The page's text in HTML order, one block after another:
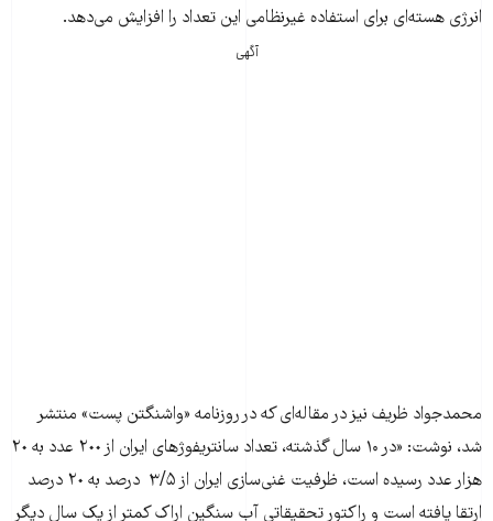
انرژی هسته‌ای برای استفاده غیرنظامی این تعداد را افزایش می‌دهد.
آگهی
محمدجواد ظریف نیز در مقاله‌ای که در روزنامه «واشنگتن پست» منتشر
شد، نوشت: «در ۱۰ سال گذشته، تعداد سانتريفوژهای ايران از ٢٠٠ عدد به ٢٠
هزار عدد رسيده است، ظرفيت غنی‌سازی ايران از ۳/۵ درصد به ٢٠ درصد
ارتقا يافته است و راکتور تحقيقاتی آب سنگين اراک کمتر از يک سال ديگر